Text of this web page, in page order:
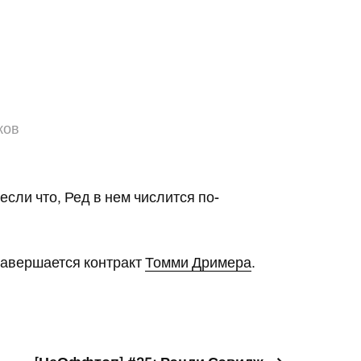
что, Ред в нем числится по-
контрактТомми Дримера.